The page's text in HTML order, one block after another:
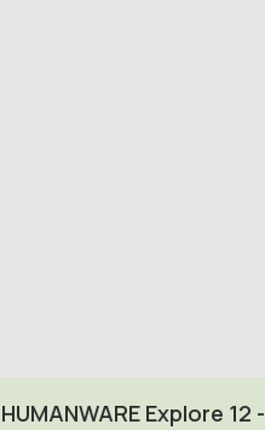
HUMANWARE Explore 12 -